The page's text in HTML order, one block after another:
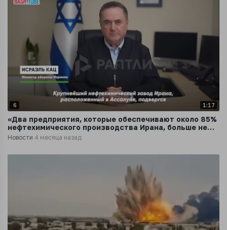
6 1:17
«Два предприятия, которые обеспечивают около 85%
нефтехимического производства Ирана, больше не
работают»
Новости 4 месяца назад